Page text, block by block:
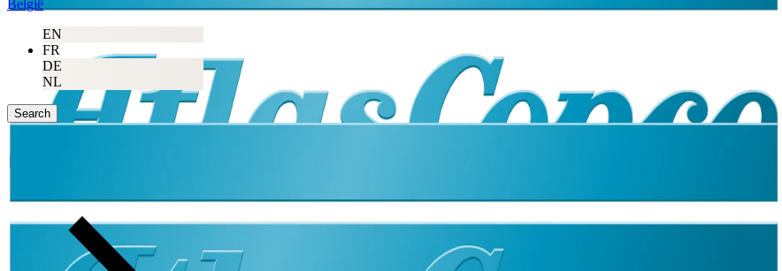
België
EN
FR
DE
NL
Search